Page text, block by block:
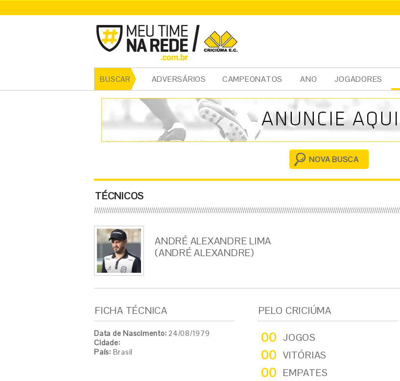
BUSCAR ADVERSÁRIOS CAMPEONATOS ANO JOGADORES
cia
l
NOVA BUSCA
TÉCNICOS
ANDRÉ ALEXANDRE LIMA
(ANDRÉ ALEXANDRE)
FICHA TÉCNICA
Data de Nascimento: 24/08/1979
Cidade:
País: Brasil
PELO CRICIÚMA
00 JOGOS
00 VITÓRIAS
00 EMPATES